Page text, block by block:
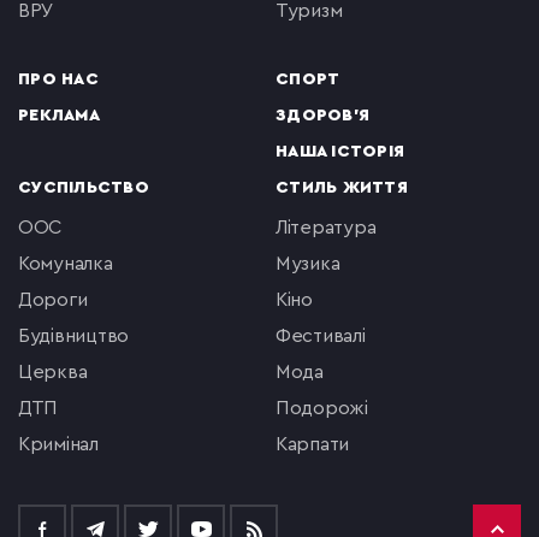
ВРУ
ПРО НАС
РЕКЛАМА
туризм
СПОРТ
ЗДОРОВ'Я
НАША ІСТОРІЯ
СУСПІЛЬСТВО
ООС
комуналка
Дороги
будівництво
церква
ДТП
кримінал
СТИЛЬ ЖИТТЯ
література
музика
кіно
фестивалі
мода
подорожі
Карпати